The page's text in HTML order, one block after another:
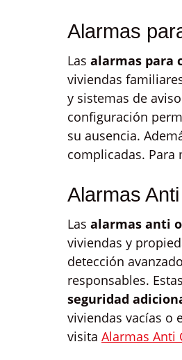
Alarmas
Las alarmas para
viviendas
y sistemas de
configuración
su ausencia.
complicadas.
Alarmas
Las alarmas anti
viviendas y
detección
responsables.
seguridad
viviendas vacías o
visita Alarmas Anti